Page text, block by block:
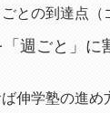
との到達点（
週ごと」に
伸学塾の進め